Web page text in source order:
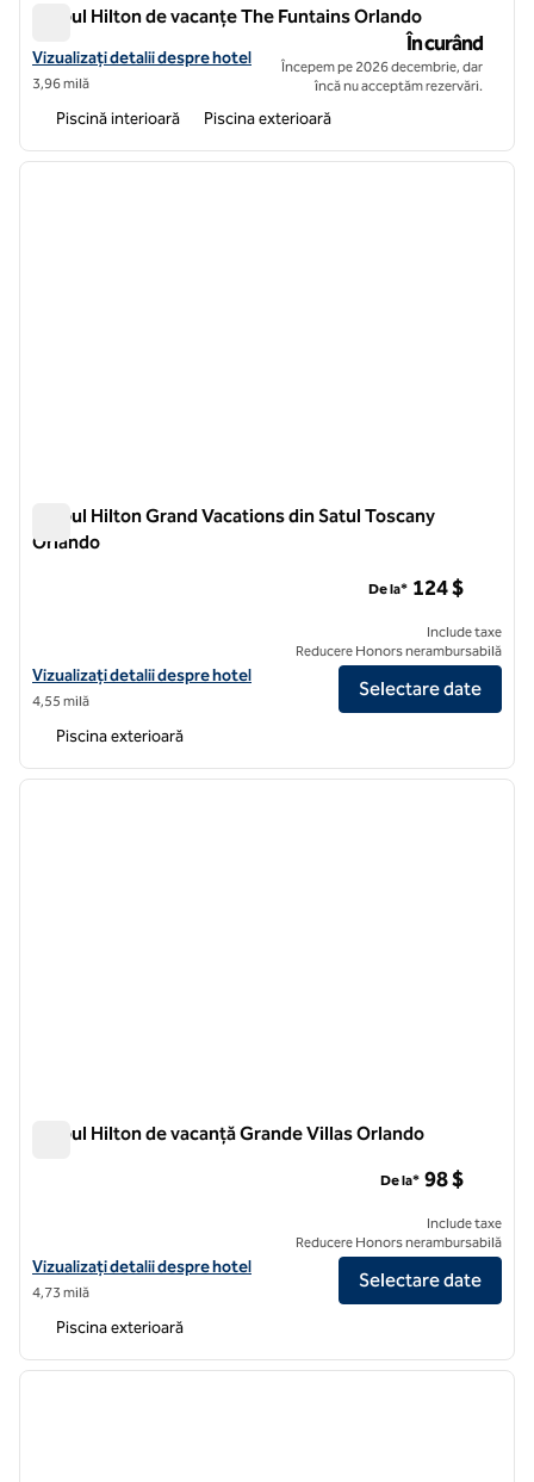
Clubul Hilton de vacanțe The Funtains Orlando
Clubul Hilton de vacanțe The Funtains Orlando
Vizualizați detaliile hotelului Hilton Vacation Club The Fountains
Vizualizați detalii despre hotel
3,96 milă
În curând
Începem pe 2026 decembrie, dar
încă nu acceptăm rezervări.
Piscină interioară Piscina exterioară
1 din 12
Clubul Hilton Grand Vacations din Satul Toscany
Orlando
Vizualizați detaliile hotelului Hilton Grand Vacations Club Toscany
Vizualizați detalii despre hotel
4,55 milă
De la* 124 $
Include taxe
Reducere Honors nerambursabilă
Selectare date
Piscina exterioară
1 din 12
Clubul Hilton de vacanță Grande Villas Orlando
Vizualizați detaliile hotelului Hilton Vacation Club Grande Villas
Vizualizați detalii despre hotel
4,73 milă
De la* 98 $
Include taxe
Reducere Honors nerambursabilă
Selectare date
Piscina exterioară
1 din 12